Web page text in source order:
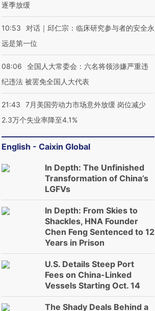
逐季放缓
10:53
对话｜邱仁宗：临床研究参与者的安全永
远是第一位
08:06
全国人大常委会：六名将领涉嫌严重违
纪违法 被罢免全国人大代表
21:43
7月美国劳动力市场意外放缓 岗位减少
2.3万个失业率降至4.1%
English - Caixin Global
In Depth: The Unfinished
Transformation of China’s
LGFVs
In Depth: From Skies to
Shackles, HNA Founder
Chen Feng Sentenced to 12
Years in Prison
U.S. Details Steep Port
Fees on China-Linked
Vessels Starting Oct. 14
The Shady Deals Behind a